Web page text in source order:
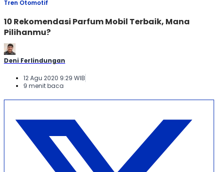
Tren Otomotif
10 Rekomendasi Parfum Mobil Terbaik, Mana
Pilihanmu?
Deni Ferlindungan
12 Agu 2020 9:29 WIB
9 menit baca